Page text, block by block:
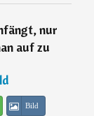
nur
auf zu
Bild